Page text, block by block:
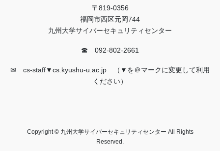
〒819-0356
福岡市西区元岡744
九州大学サイバーセキュリティセンター
☎ 092-802-2661
✉ cs-staff▼cs.kyushu-u.ac.jp （▼を＠マークに変更して利用
ください）
Copyright © 九州大学サイバーセキュリティセンター All Rights
Reserved.